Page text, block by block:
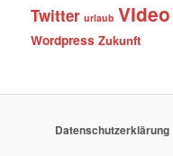
Twitter urlaub Video
Wordpress Zukunft
Datenschutzerklärung